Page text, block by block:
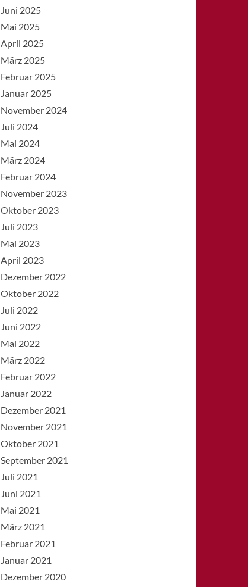
Juni 2025
Mai 2025
April 2025
März 2025
Februar 2025
Januar 2025
November 2024
Juli 2024
Mai 2024
März 2024
Februar 2024
November 2023
Oktober 2023
Juli 2023
Mai 2023
April 2023
Dezember 2022
Oktober 2022
Juli 2022
Juni 2022
Mai 2022
März 2022
Februar 2022
Januar 2022
Dezember 2021
November 2021
Oktober 2021
September 2021
Juli 2021
Juni 2021
Mai 2021
März 2021
Februar 2021
Januar 2021
Dezember 2020